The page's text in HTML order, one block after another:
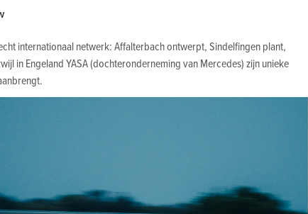
internationaal netwerk: Affalterbach ontwerpt, Sindelfingen plant,
in Engeland YASA (dochteronderneming van Mercedes) zijn unieke